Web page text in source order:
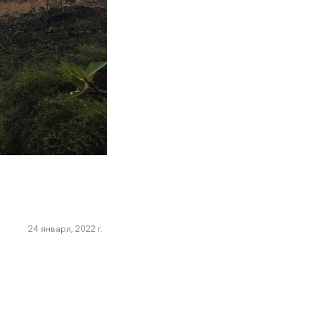
24 января, 2022 г.